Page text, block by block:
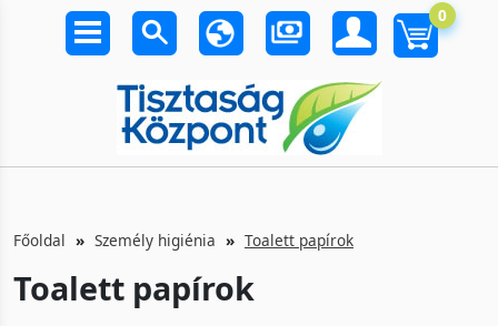
0
Főoldal Személy higiénia Toalett papírok
Toalett papírok